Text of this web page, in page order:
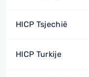
HICP Tsjechië
HICP Turkije